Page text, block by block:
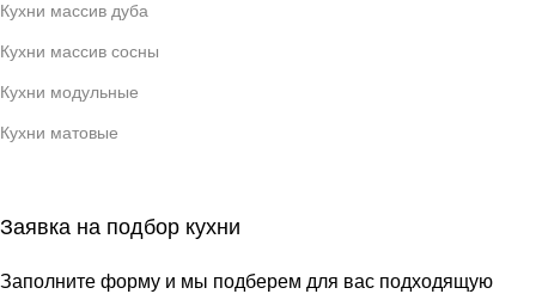
Кухни массив дуба
Кухни массив сосны
Кухни модульные
Кухни матовые
Заявка на подбор кухни
Заполните форму и мы подберем для вас подходящую